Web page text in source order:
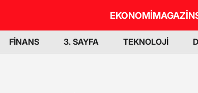
EKONOMİMAGAZİN
FİNANS 3. SAYFA TEKNOLOJİ